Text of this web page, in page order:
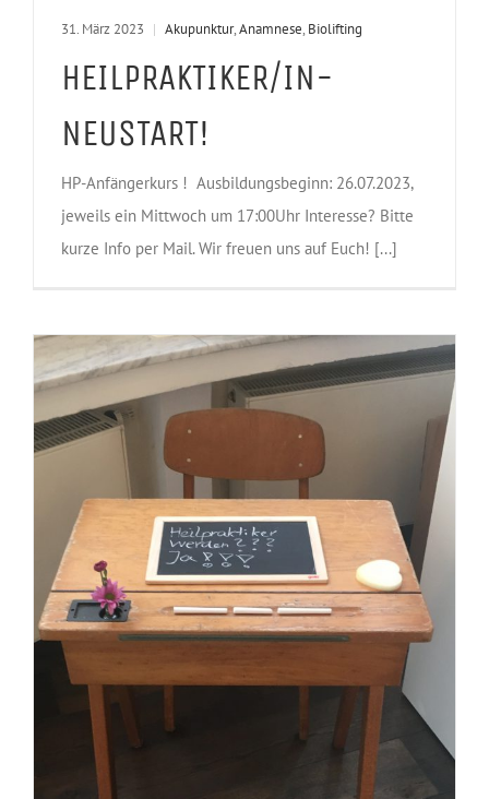
31. März 2023 | Akupunktur,Anamnese, Biolifting
HEILPRAKTIKER/IN-
NEUSTART!
HP-Anfängerkurs ! Ausbildungsbeginn: 26.07.2023,
jeweils ein Mittwoch um 17:00Uhr Interesse? Bitte
kurze Info per Mail. Wir freuen uns auf Euch! [...]